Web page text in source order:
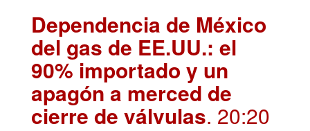
Dependencia de México
del gas de EE.UU.: el
90% importado y un
apagón a merced de
cierre de válvulas. 20:20